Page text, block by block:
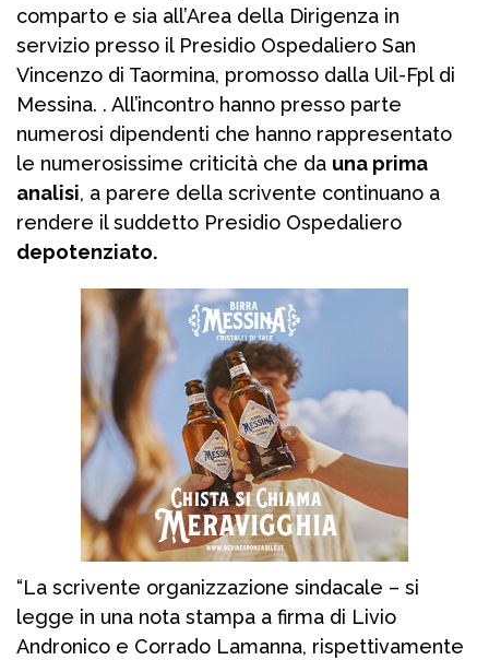
comparto e sia all’Area della Dirigenza in
servizio presso il Presidio Ospedaliero San
Vincenzo di Taormina, promosso dalla Uil-Fpl di
Messina. . All’incontro hanno presso parte
numerosi dipendenti che hanno rappresentato
le numerosissime criticità che da una prima
analisi, a parere della scrivente continuano a
rendere il suddetto Presidio Ospedaliero
depotenziato.
“La scrivente organizzazione sindacale – si
legge in una nota stampa a firma di Livio
Andronico e Corrado Lamanna, rispettivamente